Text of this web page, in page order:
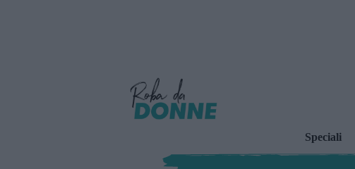
Speciali